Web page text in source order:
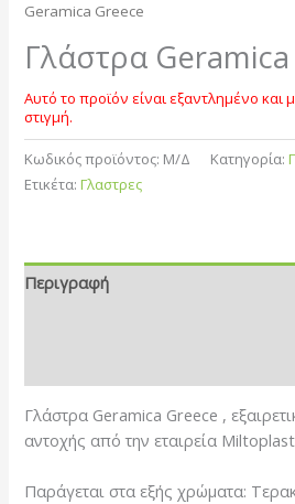
Geramica Greece
Γλάστρα
Αυτό το προϊόν είναι εξαντλημένο και
στιγμή.
Κωδικός προϊόντος: Μ/Δ Κατηγορία:
Ετικέτα:Γλαστρες
Περιγραφή
Γλάστρα Geramica Greece ,
αντοχής από την εταιρεία
Παράγεται στα εξής χρώματα: